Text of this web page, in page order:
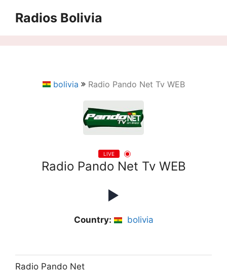
Radios Bolivia
bolivia Radio Pando Net Tv WEB
LIVE
Radio Pando Net Tv WEB
Country: bolivia
Radio Pando Net